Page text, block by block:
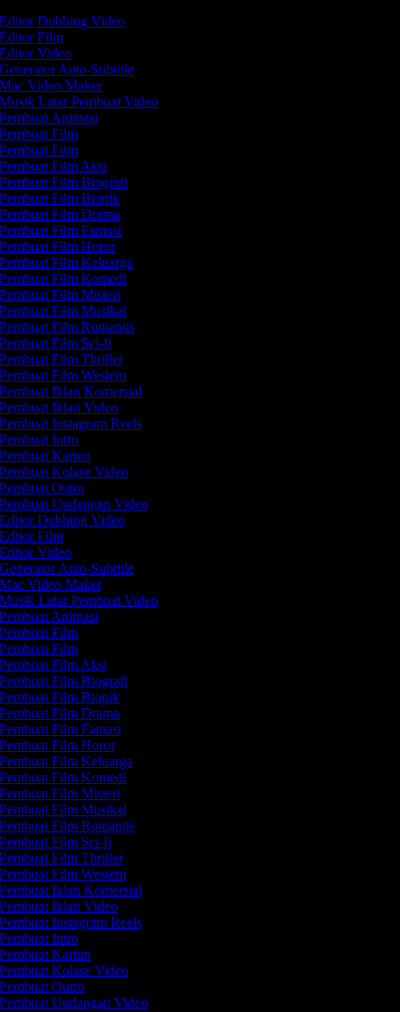
Dubbing Video
Film
Video
Auto-Subtitle
Video Maker
Latar Pembuat Video
Animasi
Film
Film
Film Aksi
Film Biografi
Film Biopik
Film Drama
Film Fantasi
Film Horor
Film Keluarga
Film Komedi
Film Misteri
Film Musikal
Film Romantis
Film Sci-fi
Film Thriller
Film Western
Iklan Komersial
Iklan Video
Instagram Reels
Intro
Kartun
Kolase Video
Outro
Undangan Video
Dubbing Video
Film
Video
Auto-Subtitle
Video Maker
Latar Pembuat Video
Animasi
Film
Film
Film Aksi
Film Biografi
Film Biopik
Film Drama
Film Fantasi
Film Horor
Film Keluarga
Film Komedi
Film Misteri
Film Musikal
Film Romantis
Film Sci-fi
Film Thriller
Film Western
Iklan Komersial
Iklan Video
Instagram Reels
Intro
Kartun
Kolase Video
Outro
Undangan Video